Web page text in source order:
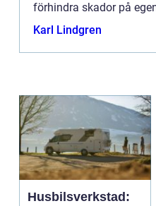
förhindra skador på
en viktig säke...
Karl Lindgren
Husbilsverkstad: